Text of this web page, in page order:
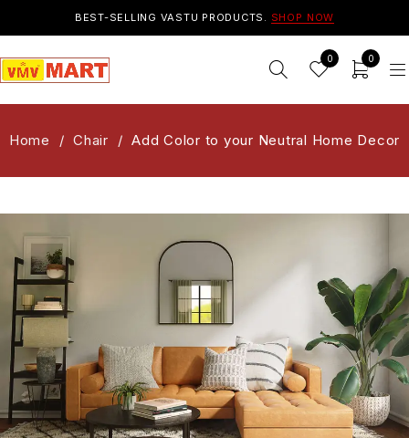
BEST-SELLING VASTU PRODUCTS. SHOP NOW
0 0
Home / Chair / Add Color to your Neutral Home Decor